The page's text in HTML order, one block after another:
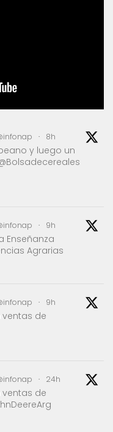
· 8h
y luego un
· 9h
Enseñanza
Agrarias
· 9h
de
· 24h
de